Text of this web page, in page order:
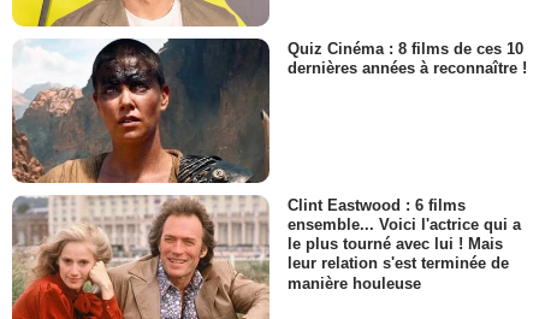
Quiz Cinéma : 8 films de ces 10
dernières années à reconnaître !
Clint Eastwood : 6 films
ensemble... Voici l'actrice qui a
le plus tourné avec lui ! Mais
leur relation s'est terminée de
manière houleuse